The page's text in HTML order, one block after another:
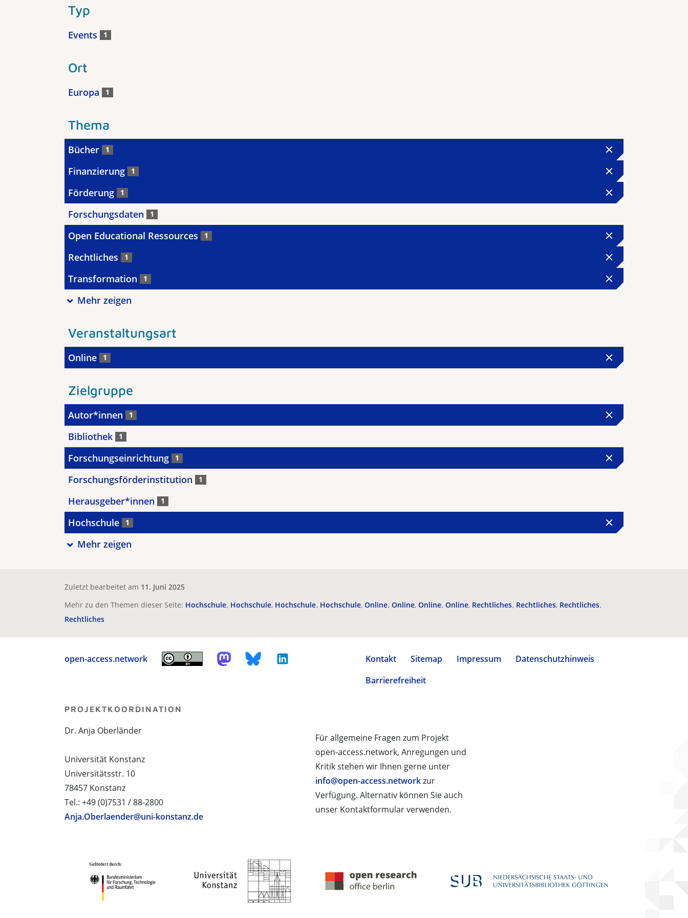
Typ
Events 1
Ort
Europa 1
Thema
Bücher 1
Finanzierung 1
Förderung 1
Forschungsdaten 1
Open Educational Ressources 1
Rechtliches 1
Transformation 1
Mehr zeigen
Veranstaltungsart
Online 1
Zielgruppe
Autor*innen 1
Bibliothek 1
Forschungseinrichtung 1
Forschungsförderinstitution 1
Herausgeber*innen 1
Hochschule 1
Mehr zeigen
Zuletzt bearbeitet am 11. Juni 2025
Mehr zu den Themen dieser Seite: Hochschule Hochschule Hochschule Hochschule Online Online Online Online Rechtliches Rechtliches Rechtliches
Rechtliches
open-access.network Kontakt Sitemap Impressum
Datenschutzhinweis
Barrierefreiheit
Für allgemeine Fragen zum Projekt
open-access.network, Anregungen und
Kritik stehen wir Ihnen gerne unter
info@open-access.networkzur
Verfügung. Alternativ können Sie auch
unser Kontaktformular verwenden.
PROJEKTKOORDINATION
Dr. Anja Oberländer
Universität Konstanz
Universitätsstr. 10
78457 Konstanz
Tel.: +49 (0)7531 / 88-2800
Anja.Oberlaender@uni-konstanz.de